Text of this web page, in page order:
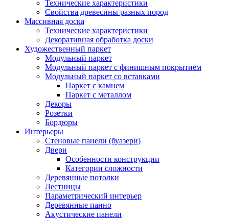
Технические характеристики
Свойства древесины разных пород
Массивная доска
Технические характеристики
Декоративная обработка доски
Художественный паркет
Модульный паркет
Модульный паркет с финишным покрытием
Модульный паркет со вставками
Паркет с камнем
Паркет с металлом
Декоры
Розетки
Бордюры
Интерьеры
Стеновые панели (буазери)
Двери
Особенности конструкции
Категории сложности
Деревянные потолки
Лестницы
Параметрический интерьер
Деревянные панно
Акустические панели